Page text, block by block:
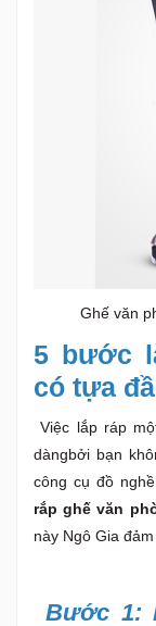
Ghế văn
5 bước
có tựa
Việc lắp ráp
dàngbởi bạn
công cụ đồ
rắp ghế văn
này Ngô Gia
Bước 1: